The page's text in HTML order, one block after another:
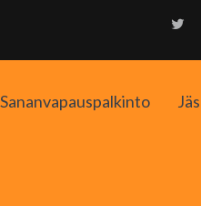
Sananvapauspalkinto